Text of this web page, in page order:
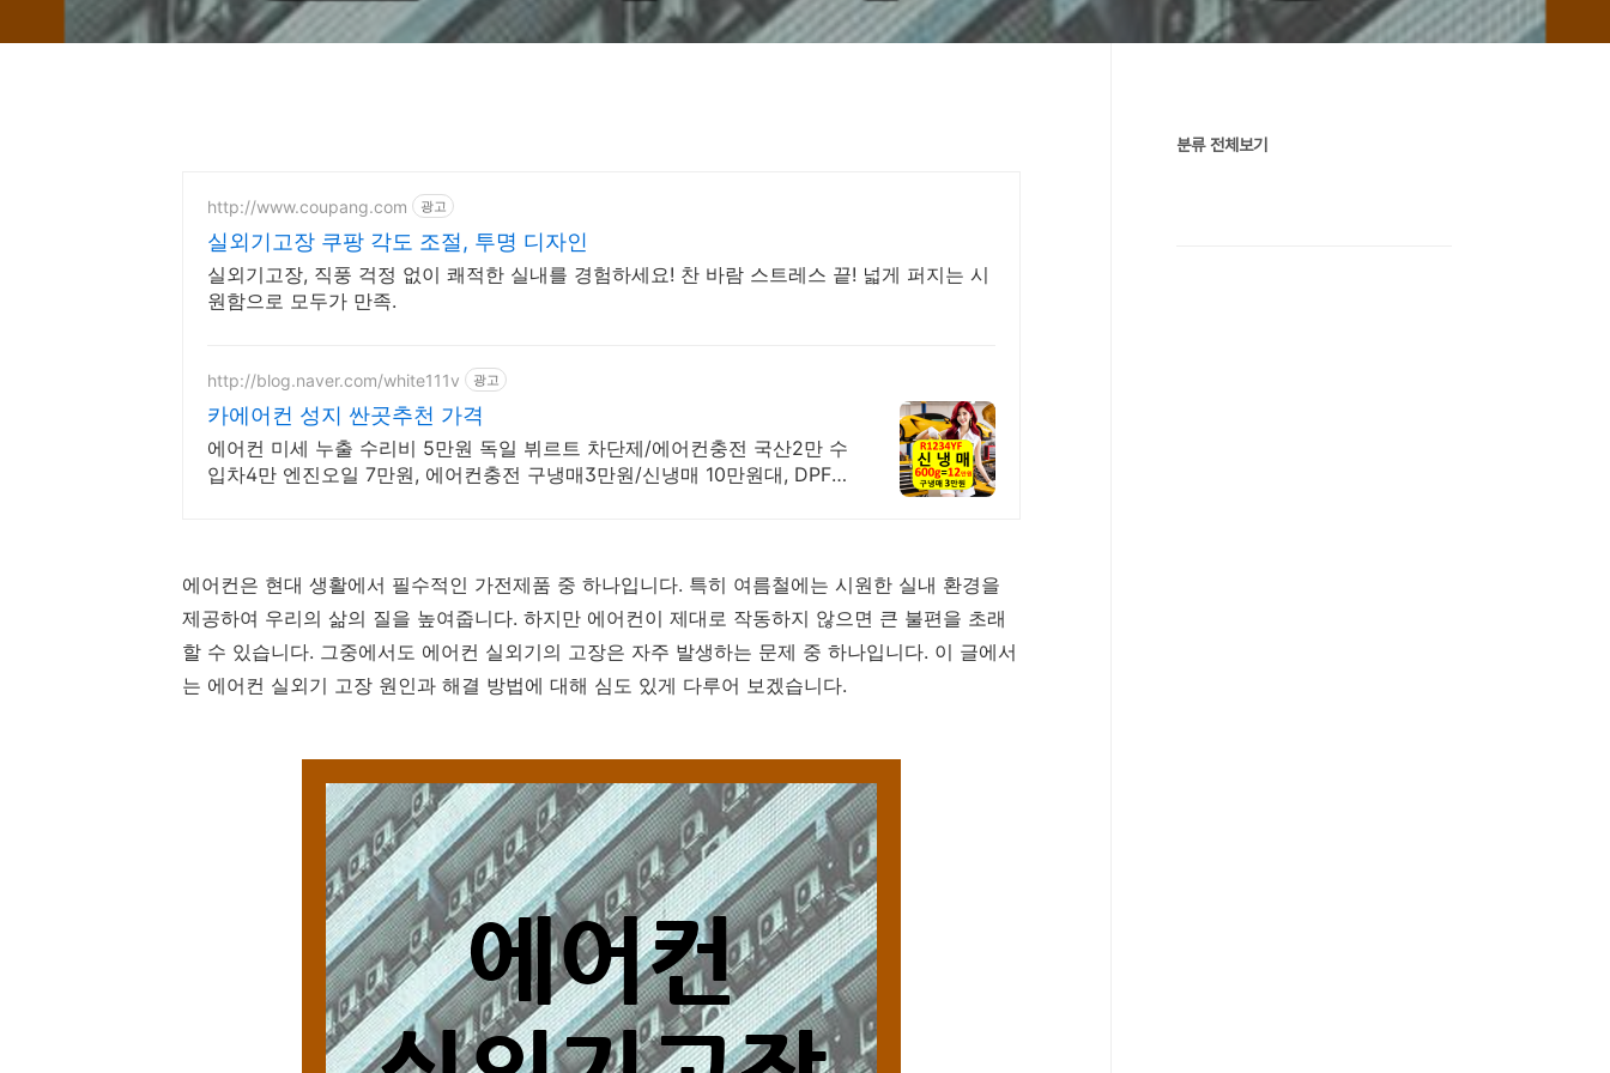
http://www.coupang.com 광고
실외기고장 쿠팡 각도 조절, 투명 디자인
실외기고장, 직풍 걱정 없이 쾌적한 실내를 경험하세요! 찬 바람 스트레스 끝! 넓게 퍼지는 시
원함으로 모두가 만족.
http://blog.naver.com/white111v 광고
카에어컨 성지 싼곳추천 가격
에어컨 미세 누출 수리비 5만원 독일 뷔르트 차단제/에어컨충전 국산2만 수
입차4만 엔진오일 7만원, 에어컨충전 구냉매3만원/신냉매 10만원대, DPF클
에어컨은 현대 생활에서 필수적인 가전제품 중 하나입니다. 특히 여름철에는 시원한 실내 환경을
제공하여 우리의 삶의 질을 높여줍니다. 하지만 에어컨이 제대로 작동하지 않으면 큰 불편을 초래
할 수 있습니다. 그중에서도 에어컨 실외기의 고장은 자주 발생하는 문제 중 하나입니다. 이 글에서
는 에어컨 실외기 고장 원인과 해결 방법에 대해 심도 있게 다루어 보겠습니다.
분류 전체보기